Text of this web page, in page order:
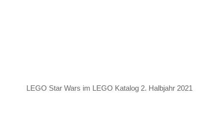
LEGO Star Wars im LEGO Katalog 2. Halbjahr 2021